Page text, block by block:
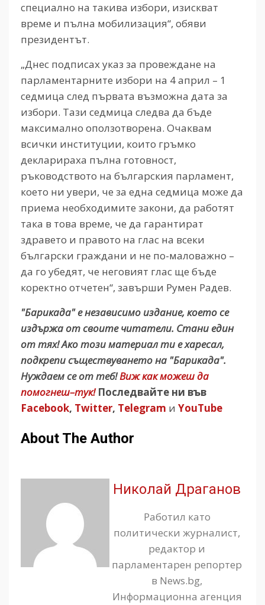
специално на такива избори, изискват
време и пълна мобилизация“, обяви
президентът.
„Днес подписах указ за провеждане на
парламентарните избори на 4 април – 1
седмица след първата възможна дата за
избори. Тази седмица следва да бъде
максимално оползотворена. Очаквам
всички институции, които гръмко
декларираха пълна готовност,
ръководството на българския парламент,
което ни увери, че за една седмица може да
приема необходимите закони, да работят
така в това време, че да гарантират
здравето и правото на глас на всеки
български граждани и не по-маловажно –
да го убедят, че неговият глас ще бъде
коректно отчетен“, завърши Румен Радев.
"Барикада" е независимо издание, което се
издържа от своите читатели. Стани един
от тях! Ако този материал ти е харесал,
подкрепи съществуването на "Барикада".
Нуждаем се от теб!Виж как можеш да
помогнеш–тук! Последвайте ни във
Facebook, Twitter, Telegram и YouTube
About The Author
Николай Драганов
Работил като
политически журналист,
редактор и
парламентарен репортер
в News.bg,
Информационна агенция